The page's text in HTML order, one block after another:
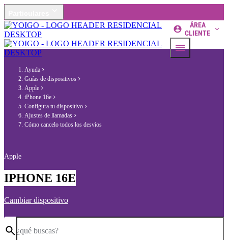
ÁREA
CLIENTE
Ayuda
Guías de dispositivos
Apple
iPhone 16e
Configura tu dispositivo
Ajustes de llamadas
Cómo cancelo todos los desvíos
Apple
IPHONE 16E
Cambiar dispositivo
¿qué buscas?